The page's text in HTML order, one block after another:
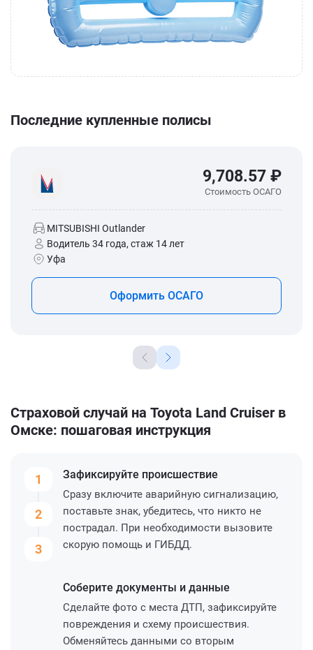
Последние купленные полисы
9,708.57 ₽
Стоимость ОСАГО
MITSUBISHI Outlander
Водитель 34 года, стаж 14 лет
Уфа
Оформить ОСАГО
Страховой случай на Toyota Land Cruiser в
Омске: пошаговая инструкция
1
2
3
Зафиксируйте происшествие
Сразу включите аварийную сигнализацию,
поставьте знак, убедитесь, что никто не
пострадал. При необходимости вызовите
скорую помощь и ГИБДД.
Соберите документы и данные
Сделайте фото с места ДТП, зафиксируйте
повреждения и схему происшествия.
Обменяйтесь данными со вторым